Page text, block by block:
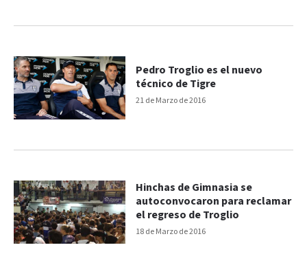
21 de Marzo de 2016
Pedro Troglio es el nuevo
técnico de Tigre
18 de Marzo de 2016
Hinchas de Gimnasia se
autoconvocaron para reclamar
el regreso de Troglio